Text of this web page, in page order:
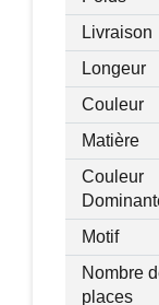
Livraison
Longeur
Couleur
Matière
Couleur
Motif
Nombre
places